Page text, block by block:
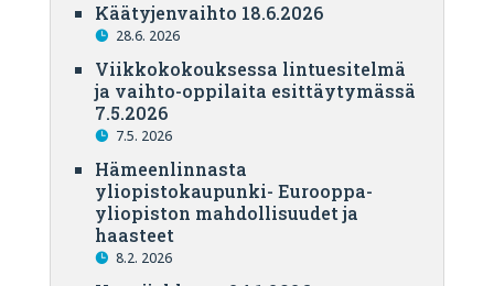
Käätyjenvaihto 18.6.2026
28.6. 2026
Viikkokokouksessa lintuesitelmä
ja vaihto-oppilaita esittäytymässä
7.5.2026
7.5. 2026
Hämeenlinnasta
yliopistokaupunki- Eurooppa-
yliopiston mahdollisuudet ja
haasteet
8.2. 2026